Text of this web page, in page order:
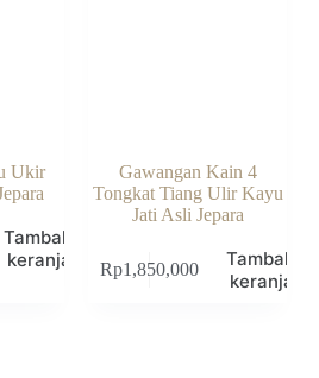
Ukir
Tambah ke
keranjang
Gawangan Kain 4
Tongkat Tiang Ulir Kayu
Jati Asli Jepara
Rp1,850,000
Tambah ke
keranjang